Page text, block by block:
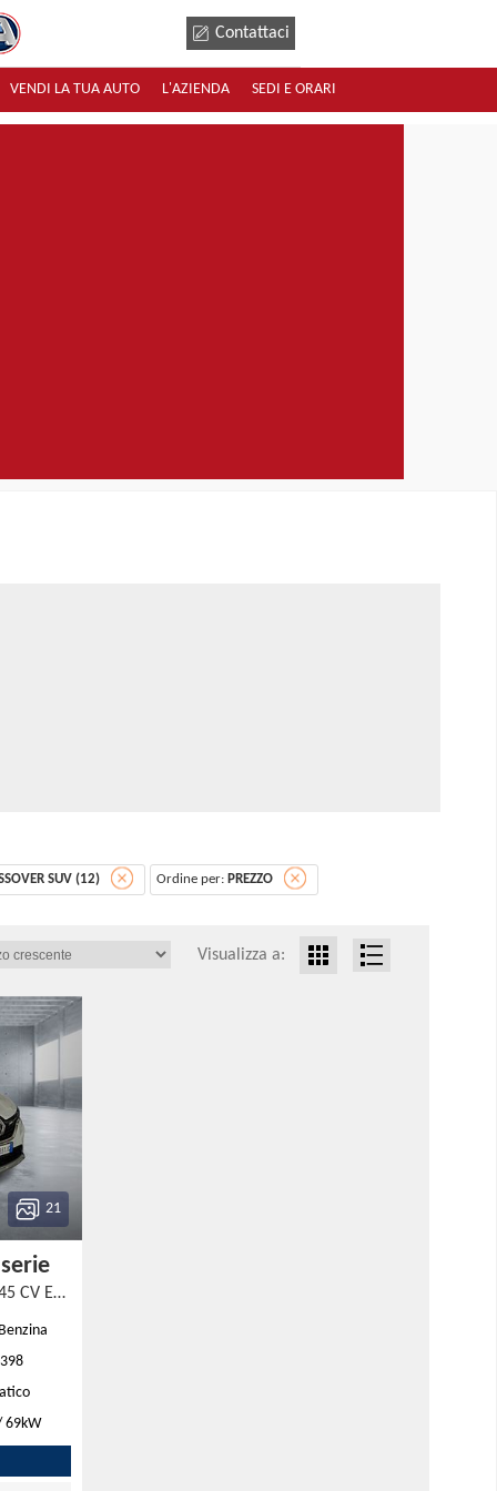
Contattaci
VENDI LA TUA AUTO L'AZIENDA SEDI E ORARI
SUV (12) Ordine per: PREZZO
Visualizza a:
21
Captur Full Hybrid E-Tech 145 CV Evolution
69kW